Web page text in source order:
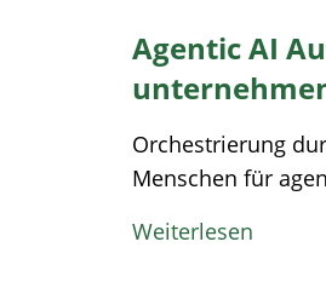
Agentic AI
Orchestrierung
Menschen für
Weiterlesen